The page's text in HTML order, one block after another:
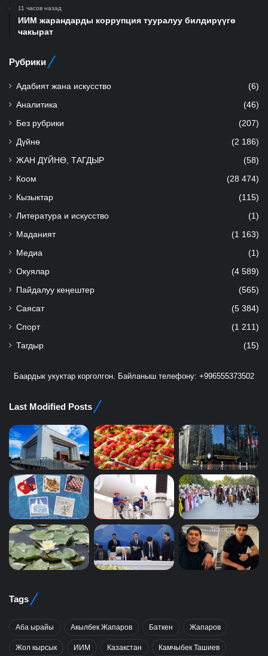
11 часов назад
ИИМ жарандарды коррупция тууралуу билдирүүгө
чакырат
Рубрики
Адабият жана искусство (6)
Аналитика (46)
Без рубрики (207)
Дүйнө (2 186)
ЖАН ДҮЙНӨ, ТАГДЫР (58)
Коом (28 474)
Кызыктар (115)
Литература и искусство (1)
Маданият (1 163)
Медиа (1)
Окуялар (4 589)
Пайдалуу кеңештер (565)
Саясат (5 384)
Спорт (1 211)
Тагдыр (15)
Баардык укуктар корголгон. Байланыш телефону: +996555373502
Last Modified Posts
Tags
Аба ырайы Акылбек Жапаров Баткен Жапаров
Жол кырсык ИИМ Казакстан Камчыбек Ташиев